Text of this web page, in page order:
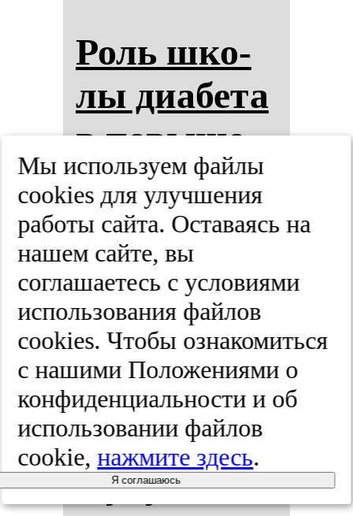
Роль шко­
лы ди­абе­та
в по­вы­ше­
нии при­
вер­жен­нос­
ти па­ци­ен­
тов с са­хар­
ным ди­абе­
том 2 ти­па
ле­че­нию и
в улуч­ше­
Мы используем файлы
cооkies для улучшения
работы сайта. Оставаясь на
нашем сайте, вы
соглашаетесь с условиями
использования файлов
cооkies. Чтобы ознакомиться
с нашими Положениями о
конфиденциальности и об
использовании файлов
cookie,нажмите здесь.
Я соглашаюсь